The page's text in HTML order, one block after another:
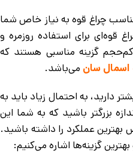
چراغ قوه به نیاز خاص شما
قوه‌ای برای استفاده روزمره و
گزینه مناسبی هستند که
اسمال سان می‌باشد.
دارید، به احتمال زیاد باید به
بزرگتر باشید که به شما این
عملکرد را داشته باشید.
گزینه‌ها اشاره می‌کنیم: